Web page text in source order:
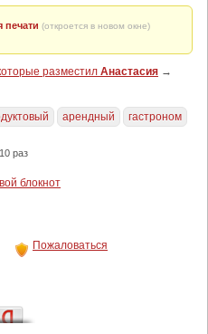
печати (откроется в новом окне)
разместил Анастасия →
арендный гастроном
раз
блокнот
Пожаловаться